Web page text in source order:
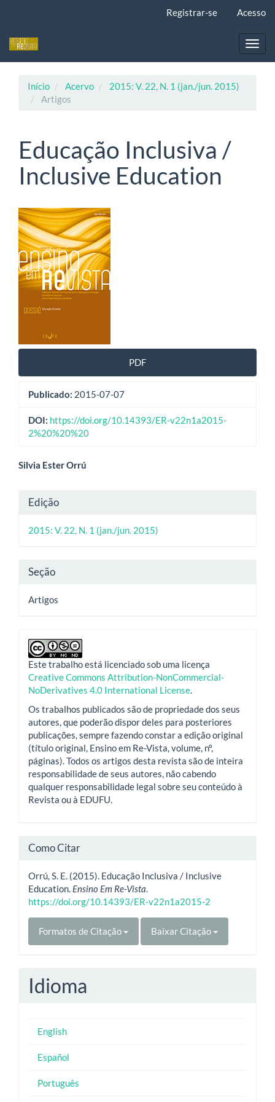
principal
Registrar-se Acesso
Início Acervo
2015: V. 22, N. 1 (jan./jun. 2015)
Artigos
Educação Inclusiva /
Inclusive Education
Barra
lateral
de
artigos
PDF
Publicado: 2015-07-07
DOI: https://doi.org/10.14393/ER-v22n1a2015-
2%20%20%20
Conteúdo
artigo
principal
Silvia Ester Orrú
Detalhes
do
Edição
2015: V. 22, N. 1 (jan./jun. 2015)
Seção
Artigos
Este trabalho está licenciado sob uma licença
Creative Commons Attribution-NonCommercial-
NoDerivatives 4.0 International License
Os trabalhos publicados são de propriedade dos seus
autores, que poderão dispor deles para posteriores
publicações, sempre fazendo constar a edição original
(título original, Ensino em Re-Vista, volume, nº,
páginas). Todos os artigos desta revista são de inteira
responsabilidade de seus autores, não cabendo
qualquer responsabilidade legal sobre seu conteúdo à
Revista ou à EDUFU.
Como Citar
Orrú, S. E. (2015). Educação Inclusiva / Inclusive
Education. Ensino Em Re-Vista
https://doi.org/10.14393/ER-v22n1a2015-2
Formatos de Citação Baixar Citação
Idioma
English
Español
Português